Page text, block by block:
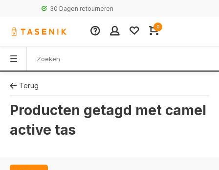
30 Dagen retourneren
0
Terug
Producten getagd met camel
active tas